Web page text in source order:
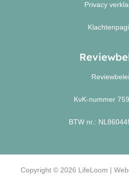
Privacy
KvK-nummer
BTW nr.:
Copyright © 2026 LifeLoom |